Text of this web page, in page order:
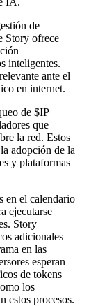
de
Story ofrece
inteligentes.
ante el
en internet.
de $IP
que
la red. Estos
adopción de la
y plataformas
en el calendario
ejecutarse
Story
adicionales
en las
esperan
de tokens
los
estos procesos.